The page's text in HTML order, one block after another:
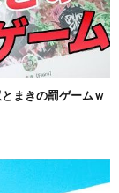
まきの罰ゲームｗ